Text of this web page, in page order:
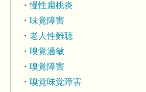
慢性扁桃炎
味覚障害
老人性難聴
嗅覚過敏
嗅覚障害
嗅覚味覚障害